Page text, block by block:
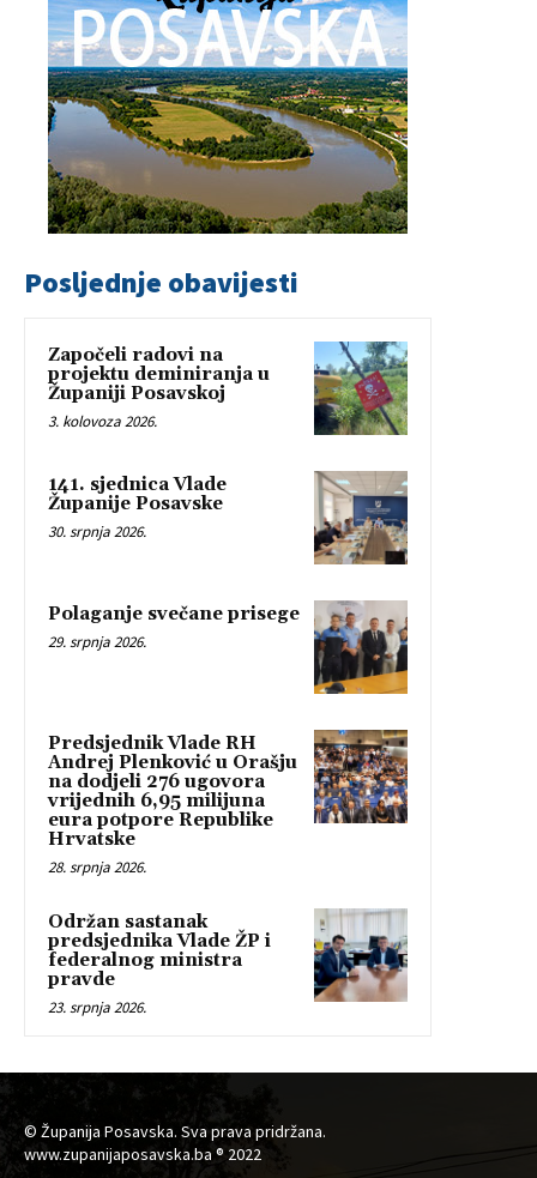
Posljednje obavijesti
Započeli radovi na
projektu deminiranja u
Županiji Posavskoj
3. kolovoza 2026.
141. sjednica Vlade
Županije Posavske
30. srpnja 2026.
Polaganje svečane prisege
29. srpnja 2026.
Predsjednik Vlade RH
Andrej Plenković u Orašju
na dodjeli 276 ugovora
vrijednih 6,95 milijuna
eura potpore Republike
Hrvatske
28. srpnja 2026.
Održan sastanak
predsjednika Vlade ŽP i
federalnog ministra
pravde
23. srpnja 2026.
© Županija Posavska. Sva prava pridržana.
www.zupanijaposavska.ba ® 2022